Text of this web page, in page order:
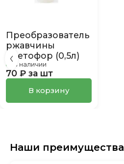
Преобразователь
ржавчины
Светофор (0,5л)
в наличии
70 ₽ за шт
В корзину
Наши преимущества